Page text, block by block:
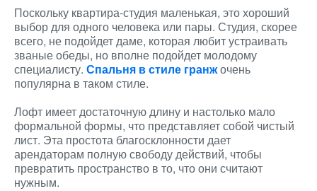
Поскольку квартира-студия маленькая, это хороший
выбор для одного человека или пары. Студия, скорее
всего, не подойдет даме, которая любит устраивать
званые обеды, но вполне подойдет молодому
специалисту. Спальня в стиле гранжочень
популярна в таком стиле.
Лофт имеет достаточную длину и настолько мало
формальной формы, что представляет собой чистый
лист. Эта простота благосклонности дает
арендаторам полную свободу действий, чтобы
превратить пространство в то, что они считают
нужным.